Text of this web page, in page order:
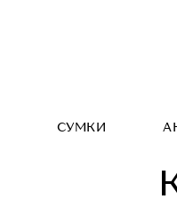
СУМКИ